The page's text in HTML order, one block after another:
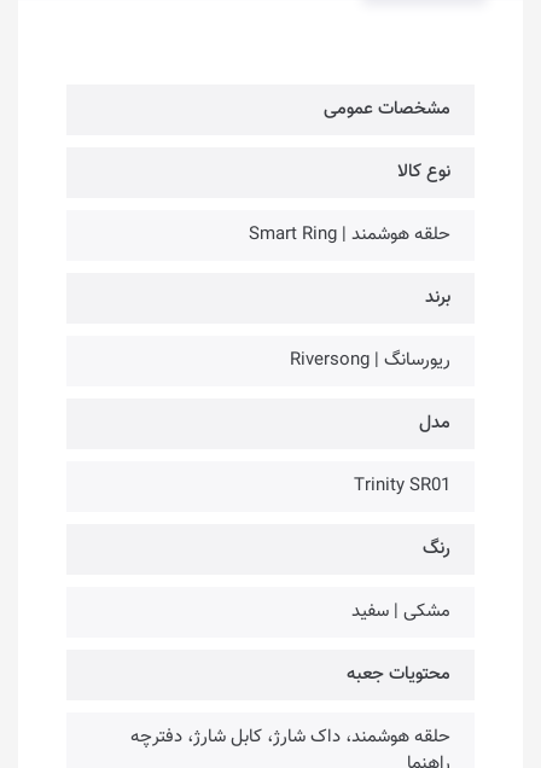
مشخصات عمومی
نوع کالا
حلقه هوشمند | Smart Ring
برند
ریورسانگ | Riversong
مدل
Trinity SR01
رنگ
مشکی | سفید
محتویات جعبه
حلقه هوشمند، داک شارژ، کابل شارژ، دفترچه